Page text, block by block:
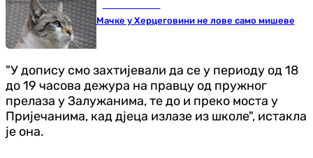
Мачке у Херцеговини не лове само мишеве
"У допису смо захтијевали да се у периоду од 18
до 19 часова дежура на правцу од пружног
прелаза у Залужанима, те до и преко моста у
Пријечанима, кад дјеца излазе из школе", истакла
је она.